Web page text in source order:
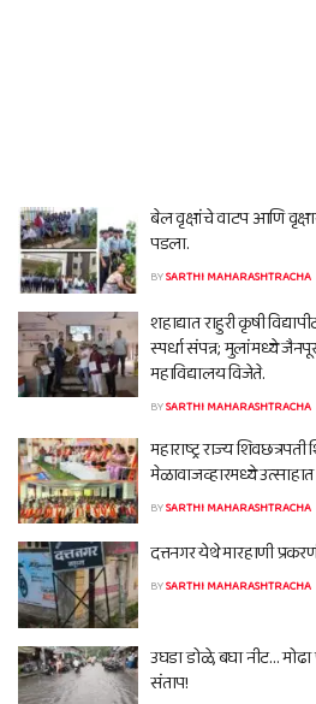
बेल वृक्षांचे वाटप आणि
पडला.
BYSARTHI MAHARASHTRACHA
शहाद्यात राहुरी कृषी
स्पर्धा संपन्न; मुलांमध्ये
महाविद्यालय विजेते.
BYSARTHI MAHARASHTRACHA
महाराष्ट्र राज्य
मेळावाजव्हारमध्ये
BYSARTHI MAHARASHTRACHA
दत्तनगर येथे मारहाणी
BYSARTHI MAHARASHTRACHA
उघडा डोळे, बघा नीट… मोढा
संताप!